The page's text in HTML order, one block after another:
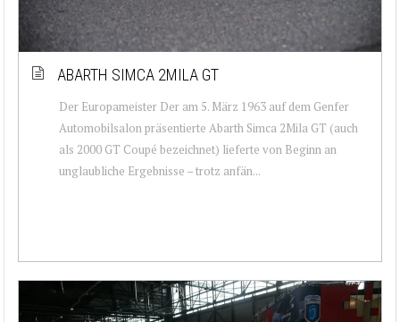
ABARTH SIMCA 2MILA GT
Der Europameister Der am 5. März 1963 auf dem Genfer
Automobilsalon präsentierte Abarth Simca 2Mila GT (auch
als 2000 GT Coupé bezeichnet) lieferte von Beginn an
unglaubliche Ergebnisse – trotz anfän...